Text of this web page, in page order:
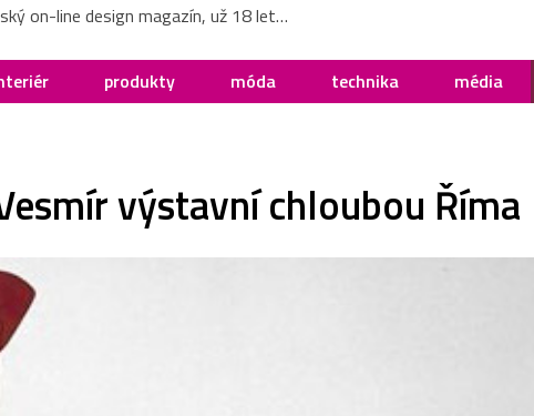
on-line design magazín, už 18 let…
produkty móda technika média
výstavní chloubou Říma